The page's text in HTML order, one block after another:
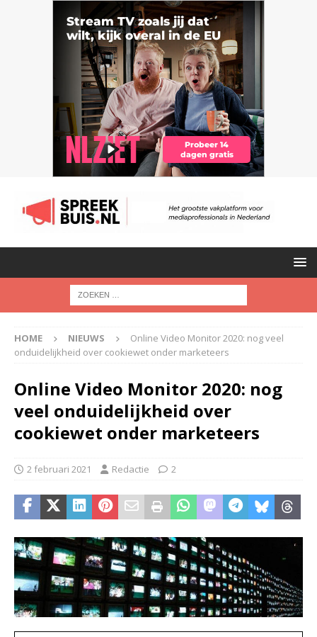
HOME NIEUWS
Online Video Monitor 2020: nog veel
onduidelijkheid over cookiewet onder marketeers
Online Video Monitor 2020: nog
veel onduidelijkheid over
cookiewet onder marketeers
2 februari 2021 Redactie 2